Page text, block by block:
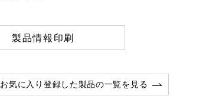
製品情報印刷
お気に入り登録した製品の一覧を見る